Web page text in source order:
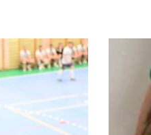
w poziomie. Użyj